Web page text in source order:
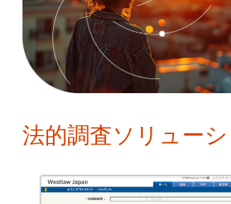
法的調査ソリュー